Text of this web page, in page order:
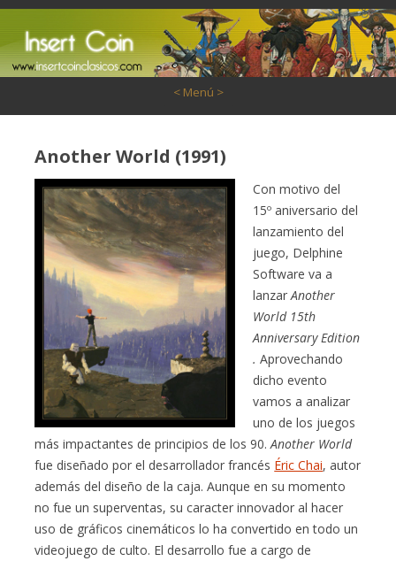
< Menú >
Another World (1991)
Con motivo del
15º aniversario del
lanzamiento del
juego, Delphine
Software va a
lanzarAnother
World 15th
Anniversary Edition
.Aprovechando
dicho evento
vamos a analizar
uno de los juegos
más impactantes de principios de los 90.Another World
fue diseñado por el desarrollador francés Éric Chai, autor
además del diseño de la caja. Aunque en su momento
no fue un superventas, su caracter innovador al hacer
uso de gráficos cinemáticos lo ha convertido en todo un
videojuego de culto. El desarrollo fue a cargo de